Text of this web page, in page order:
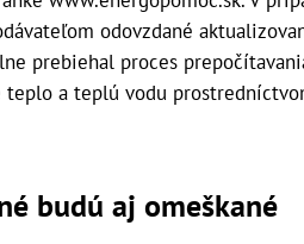
odovzdané
prebiehal proces
teplo a teplú vodu
budú aj omeškané